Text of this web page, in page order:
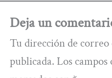
Deja un
Tu dirección de
publicada. Los